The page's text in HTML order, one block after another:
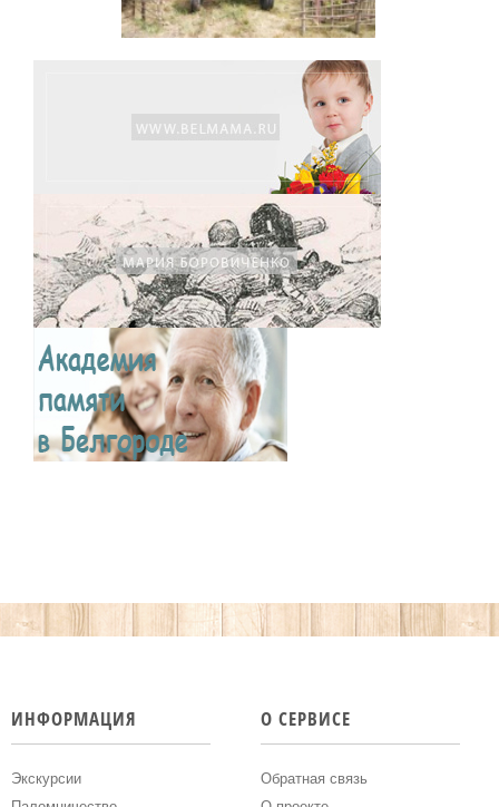
ИНФОРМАЦИЯ
Экскурсии
О СЕРВИСЕ
Обратная связь